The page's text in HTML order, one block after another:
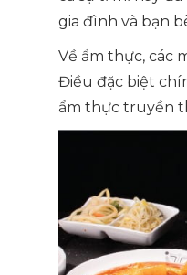
gia đình và bạn
Về ẩm thực, các
Điều đặc biệt
ẩm thực truyền